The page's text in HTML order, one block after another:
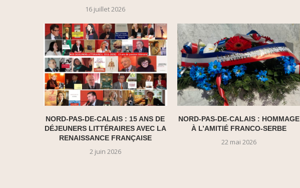
16 juillet 2026
NORD-PAS-DE-CALAIS : 15 ANS DE
DÉJEUNERS LITTÉRAIRES AVEC LA
RENAISSANCE FRANÇAISE
2 juin 2026
NORD-PAS-DE-CALAIS : HOMMAGE
À L’AMITIÉ FRANCO-SERBE
22 mai 2026